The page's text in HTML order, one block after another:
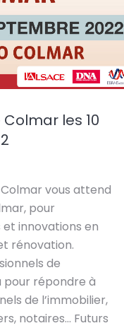
les 10
Colmar vous attend
pour
innovations en
rénovation.
de
pour répondre à
de l’immobilier,
notaires… Futurs